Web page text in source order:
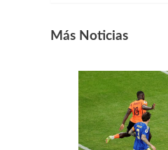
entradas
Más Noticias